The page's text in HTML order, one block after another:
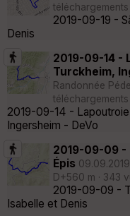
téléchargements
2019-09-19 -
Denis
2019-09-14 -
Turckheim,
Randonnée
téléchargements
2019-09-14 -
Ingersheim - DeVo
2019-09-09 -
Épis 09.09.2019
D+560 m · 343
2019-09-09 -
Isabelle et Denis